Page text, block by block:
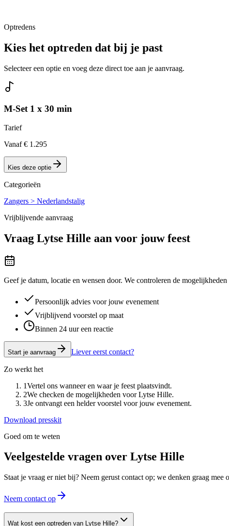
Optredens
Kies het optreden dat bij je past
Selecteer een optie en voeg deze direct toe aan je aanvraag.
M-Set 1 x 30 min
Tarief
Vanaf € 1.295
Kies deze optie
Categorieën
Zangers > Nederlandstalig
Vrijblijvende aanvraag
Vraag Lytse Hille aan voor jouw feest
Geef je datum, locatie en wensen door. We controleren de mogelijkheden
Persoonlijk advies voor jouw evenement
Vrijblijvend voorstel op maat
Binnen 24 uur een reactie
Start je aanvraag Liever eerst contact?
Zo werkt het
1Vertel ons wanneer en waar je feest plaatsvindt.
2We checken de mogelijkheden voor Lytse Hille.
3Je ontvangt een helder voorstel voor jouw evenement.
Download presskit
Goed om te weten
Veelgestelde vragen over Lytse Hille
Staat je vraag er niet bij? Neem gerust contact op; we denken graag mee
Neem contact op
Wat kost een optreden van Lytse Hille?